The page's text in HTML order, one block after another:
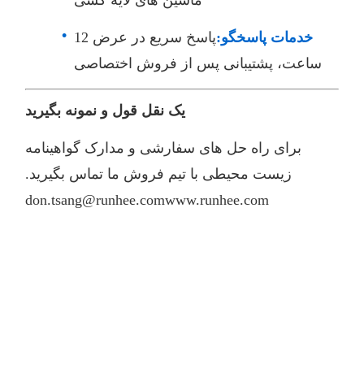
خدمات پاسخگو:
پاسخ سریع در عرض 12
ساعت، پشتیبانی پس از فروش اختصاصی
یک نقل قول و نمونه بگیرید
برای راه حل های سفارشی و مدارک گواهینامه
زیست محیطی با تیم فروش ما تماس بگیرید.
don.tsang@runhee.comwww.runhee.com